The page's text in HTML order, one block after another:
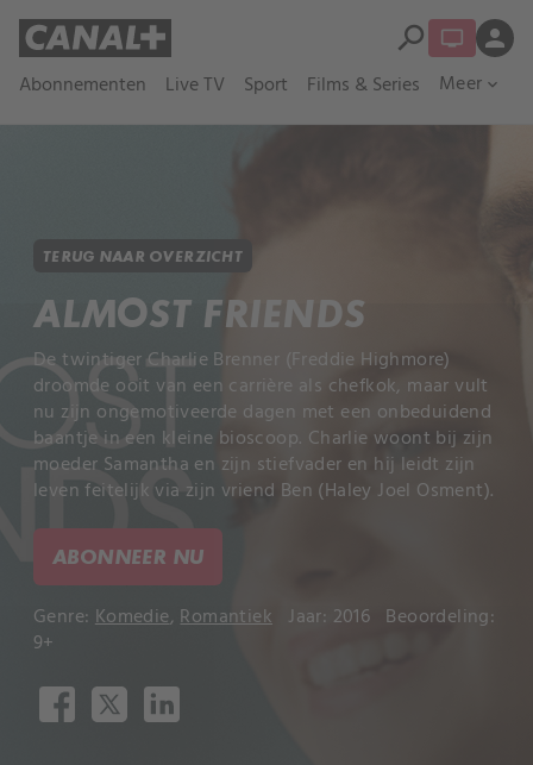
Abonnementen Live TV Sport Films & Series Meer expand_more
search person
TERUG NAAR OVERZICHT
ALMOST FRIENDS
De twintiger Charlie Brenner (Freddie Highmore)
droomde ooit van een carrière als chefkok, maar vult
nu zijn ongemotiveerde dagen met een onbeduidend
baantje in een kleine bioscoop. Charlie woont bij zijn
moeder Samantha en zijn stiefvader en hij leidt zijn
leven feitelijk via zijn vriend Ben (Haley Joel Osment).
ABONNEER NU
Genre: Komedie,Romantiek Jaar: 2016 Beoordeling:
9+